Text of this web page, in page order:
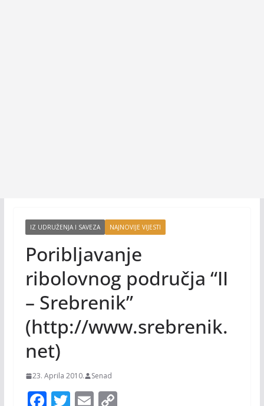
IZ UDRUŽENJA I SAVEZA NAJNOVIJE VIJESTI
Poribljavanje
ribolovnog područja “II
– Srebrenik”
(http://www.srebrenik.
net)
23. Aprila 2010. Senad
F T E C